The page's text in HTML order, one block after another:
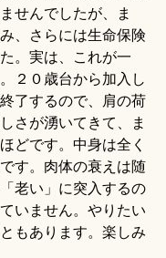
せんでしたが、ま
、さらには生命保険
。実は、これが一
２０歳台から加入し
了するので、肩の荷
さが湧いてきて、ま
どです。中身は全く
す。肉体の衰えは随
老い」に突入するの
いません。やりたい
もあります。楽しみ